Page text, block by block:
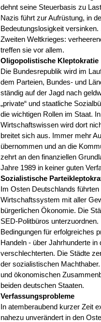
dehnt seine Steuerbasis zu
Nazis führt zur Aufrüstung, in
Bedeutungslosigkeit
Zweiten Weltkrieges:
treffen sie vor allem.
Oligopolistische Kleptokratie
Die Bundesrepublik wird im
dem Parteien, Bundes- und
ständig auf der Jagd nach
„private“ und staatliche
die wichtigen Rollen im Staat.
Wirtschaftswissen wird dort
breitet sich aus. Immer mehr
übernommen und an die
zehrt an den finanziellen
Jahre 1989 in keiner guten
Sozialistische
Im Osten Deutschlands
Wirtschaftssystem mit aller
bürgerlichen Ökonomie. Die
SED-Politbüros
Bedingungen für erfolgreiches
Handeln - über Jahrhunderte
verschlechterten. Die Städte
der sozialistischen
und ökonomischen
beiden deutschen Staaten.
Verfassungsprobleme
In atemberaubend kurzer Zeit
nahezu unverändert in den